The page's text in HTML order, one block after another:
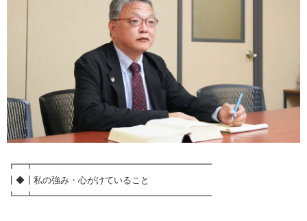
┏━┳━━━━━━━━━━━━━━━━━━━━
┃◆┃私の強み・心がけていること
┗━┻━━━━━━━━━━━━━━━━━━━━